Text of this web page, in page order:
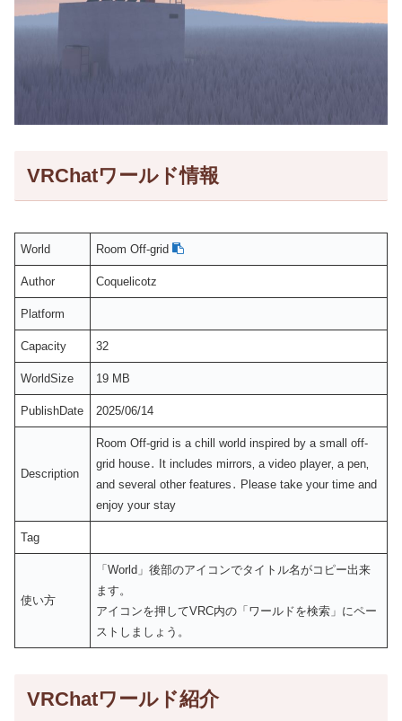
VRChatワールド情報
World Room Off-grid
Author Coquelicotz
Platform
Capacity 32
WorldSize 19 MB
PublishDate 2025/06/14
Description
Room Off-grid is a chill world inspired by a small off-
grid house․ It includes mirrors‚ a video player‚ a pen‚
and several other features․ Please take your time and
enjoy your stay
Tag
使い方
「World」後部のアイコンでタイトル名がコピー出来
ます。
アイコンを押してVRC内の「ワールドを検索」にペー
ストしましょう。
VRChatワールド紹介